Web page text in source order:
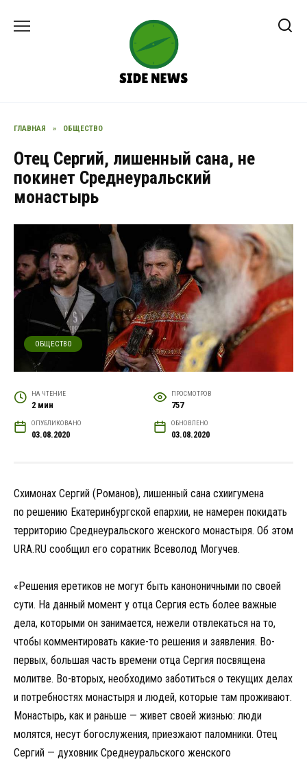
ГЛАВНАЯ » ОБЩЕСТВО
Отец Сергий, лишенный сана, не
покинет Среднеуральский
монастырь
ОБЩЕСТВО
НА ЧТЕНИЕ
2 мин
ПРОСМОТРОВ
757
ОПУБЛИКОВАНО
03.08.2020
ОБНОВЛЕНО
03.08.2020
Схимонах Сергий (Романов), лишенный сана схиигумена
по решению Екатеринбургской епархии, не намерен покидать
территорию Среднеуральского женского монастыря. Об этом
URA.RU сообщил его соратник Всеволод Могучев.
«Решения еретиков не могут быть канононичными по своей
сути. На данный момент у отца Сергия есть более важные
дела, которыми он занимается, нежели отвлекаться на то,
чтобы комментировать какие-то решения и заявления. Во-
первых, большая часть времени отца Сергия посвящена
молитве. Во-вторых, необходимо заботиться о текущих делах
и потребностях монастыря и людей, которые там проживают.
Монастырь, как и раньше — живет своей жизнью: люди
молятся, несут богослужения, приезжают паломники. Отец
Сергий — духовник Среднеуральского женского